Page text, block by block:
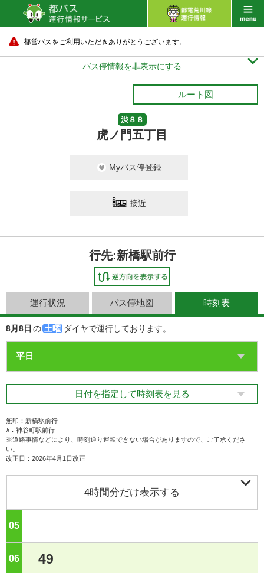
都営バスをご利用いただきありがとうございます。
バス停情報を非表示にする 
ルート図
渋８８
虎ノ門五丁目
Myバス停登録
接近
行先:新橋駅前行
運行状況 バス停地図 時刻表
8月8日 の 土曜 ダイヤで運行しております。
日付を指定して時刻表を見る
無印：新橋駅前行
ｶ：神谷町駅前行
※道路事情などにより、時刻通り運転できない場合がありますので、ご了承くださ
い。
改正日：2026年4月1日改正
4時間分だけ表示する 
05
06 49